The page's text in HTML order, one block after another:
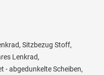
Sitzbezug Stoff,
Lenkrad,
- abgedunkelte Scheiben,